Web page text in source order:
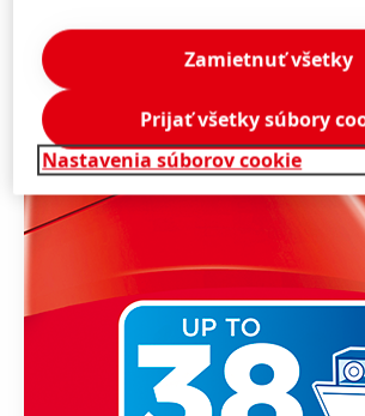
Nastavenia súborov cookie
Zamietnuť všetky
Prijať všetky súbory